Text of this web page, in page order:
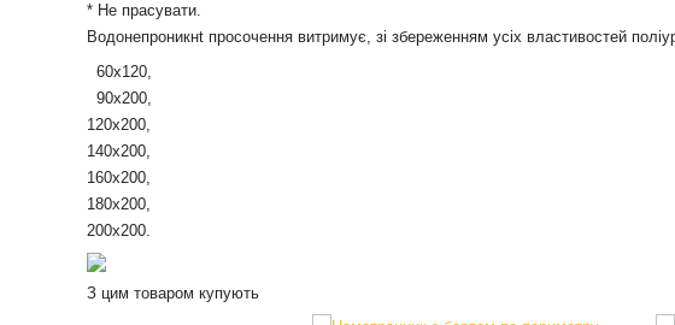
* Не прасувати.
Водонепроникнt просочення витримує, зі збереженням усіх властивостей
60х120,
90х200,
120х200,
140х200,
160х200,
180х200,
200х200.
З цим товаром купують